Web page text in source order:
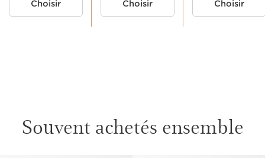
Choisir Choisir Choisir
BASE
Souvent achetés ensemble